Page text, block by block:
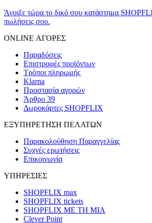
Άνοιξε τώρα το δικό σου κατάστημα
πωλήσεις σου.
ONLINE ΑΓΟΡΕΣ
Παραδόσεις
Επιστροφές προϊόντων
Τρόποι πληρωμής
Klarna
Προστασία αγορών
Άρθρο 39
Δωροκάρτες SHOPFLIX
ΕΞΥΠΗΡΕΤΗΣΗ ΠΕΛΑΤΩΝ
Παρακολούθηση Παραγγελίας
Συχνές ερωτήσεις
Επικοινωνία
ΥΠΗΡΕΣΙΕΣ
SHOPFLIX max
SHOPFLIX tickets
SHOPFLIX ΜΕ ΤΗ ΜΙΑ
Clever Point